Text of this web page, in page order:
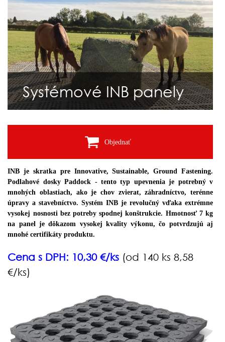
Systémové INB panely
Objednať
INB je skratka pre Innovative, Sustainable, Ground Fastening.
Podlahové dosky Paddock - tento typ upevnenia je potrebný v
mnohých oblastiach, ako je chov zvierat, záhradníctvo, terénne
úpravy a stavebníctvo. Systém INB je revolučný vďaka extrémne
vysokej nosnosti bez potreby spodnej konštrukcie. Hmotnosť 7 kg
na panel je dôkazom vysokej kvality výkonu, čo potvrdzujú aj
mnohé certifikáty produktu.
Cena s DPH: 10,30 €/ks (od 140 ks 8,58
€/ks)